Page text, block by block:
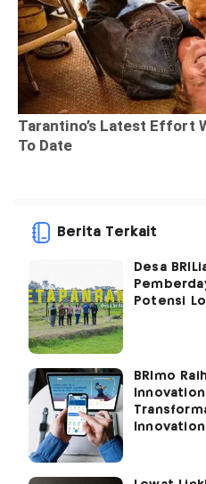
Berita Terkait
Desa
Potensi
BRImo